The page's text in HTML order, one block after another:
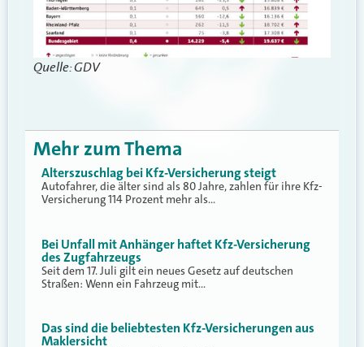
Quelle: GDV
Mehr zum Thema
Alterszuschlag bei Kfz-Versicherung steigt
Autofahrer, die älter sind als 80 Jahre, zahlen für ihre Kfz-
Versicherung 114 Prozent mehr als…
Bei Unfall mit Anhänger haftet Kfz-Versicherung
des Zugfahrzeugs
Seit dem 17. Juli gilt ein neues Gesetz auf deutschen
Straßen: Wenn ein Fahrzeug mit…
Das sind die beliebtesten Kfz-Versicherungen aus
Maklersicht